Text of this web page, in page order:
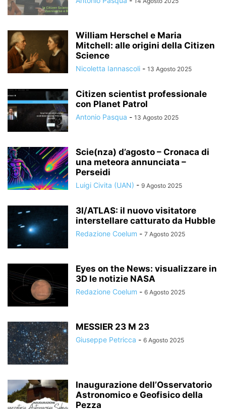
William Herschel e Maria
Mitchell: alle origini della Citizen
Science
Nicoletta Iannascoli - 13 Agosto 2025
Citizen scientist professionale
con Planet Patrol
Antonio Pasqua - 13 Agosto 2025
Scie(nza) d’agosto – Cronaca di
una meteora annunciata –
Perseidi
Luigi Civita (UAN) - 9 Agosto 2025
3I/ATLAS: il nuovo visitatore
interstellare catturato da Hubble
Redazione Coelum - 7 Agosto 2025
Eyes on the News: visualizzare in
3D le notizie NASA
Redazione Coelum - 6 Agosto 2025
MESSIER 23 M 23
Giuseppe Petricca - 6 Agosto 2025
Inaugurazione dell’Osservatorio
Astronomico e Geofisico della
Pezza